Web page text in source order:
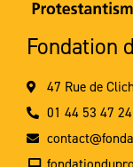
Fondation
47 Rue de
01 44 53 47 24